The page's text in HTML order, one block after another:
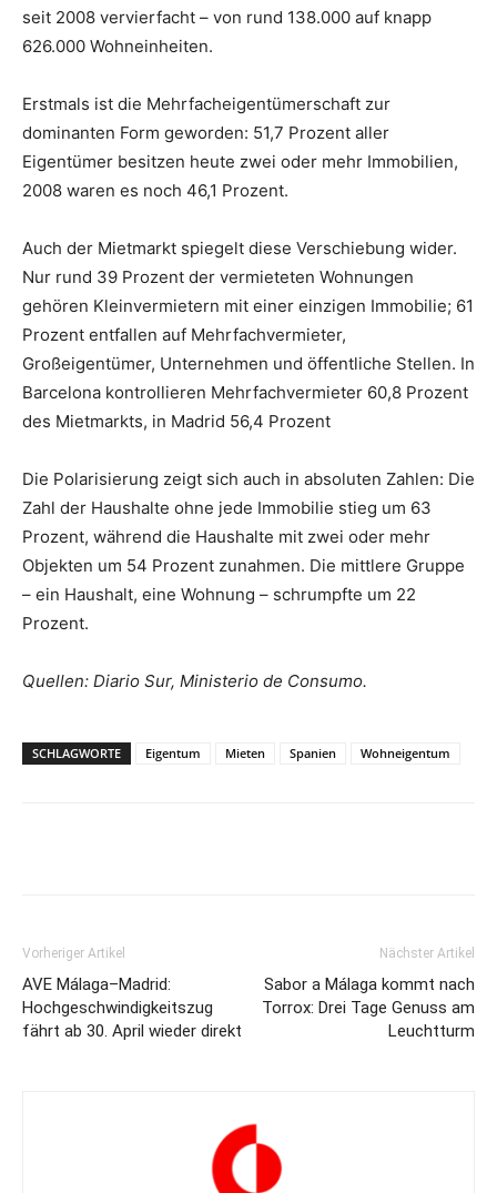
seit 2008 vervierfacht – von rund 138.000 auf knapp
626.000 Wohneinheiten.
Erstmals ist die Mehrfacheigentümerschaft zur
dominanten Form geworden: 51,7 Prozent aller
Eigentümer besitzen heute zwei oder mehr Immobilien,
2008 waren es noch 46,1 Prozent.
Auch der Mietmarkt spiegelt diese Verschiebung wider.
Nur rund 39 Prozent der vermieteten Wohnungen
gehören Kleinvermietern mit einer einzigen Immobilie; 61
Prozent entfallen auf Mehrfachvermieter,
Großeigentümer, Unternehmen und öffentliche Stellen. In
Barcelona kontrollieren Mehrfachvermieter 60,8 Prozent
des Mietmarkts, in Madrid 56,4 Prozent
Die Polarisierung zeigt sich auch in absoluten Zahlen: Die
Zahl der Haushalte ohne jede Immobilie stieg um 63
Prozent, während die Haushalte mit zwei oder mehr
Objekten um 54 Prozent zunahmen. Die mittlere Gruppe
– ein Haushalt, eine Wohnung – schrumpfte um 22
Prozent.
Quellen: Diario Sur, Ministerio de Consumo.
SCHLAGWORTE Eigentum Mieten Spanien Wohneigentum
Vorheriger Artikel
AVE Málaga–Madrid:
Hochgeschwindigkeitszug
fährt ab 30. April wieder direkt
Nächster Artikel
Sabor a Málaga kommt nach
Torrox: Drei Tage Genuss am
Leuchtturm